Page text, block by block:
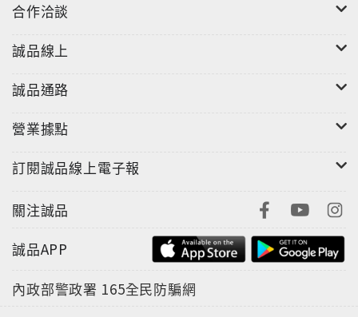
合作洽談
誠品線上
誠品通路
營業據點
訂閱誠品線上電子報
關注誠品
誠品APP
內政部警政署 165全民防騙網